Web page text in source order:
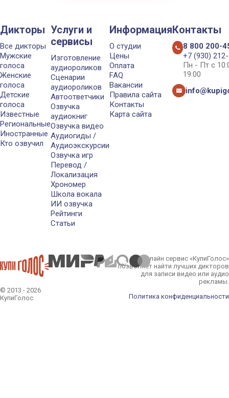
Дикторы
Все дикторы
Мужские
голоса
Женские
голоса
Детские
голоса
Известные
Региональные
Иностранные
Кто озвучил
Услуги и
сервисы
Изготовление
аудиороликов
Сценарии
аудиороликов
Автоответчики
Озвучка
аудиокниг
Озвучка видео
Аудиогиды /
Аудиоэкскурсии
Озвучка игр
Перевод /
Локализация
Хрономер
Школа вокала
ИИ озвучка
Рейтинги
Статьи
Информация
О студии
Цены
Оплата
FAQ
Вакансии
Правила сайта
Контакты
Карта сайта
Контакты
8 800 200-
+7 (930)
Пн - Пт с
19:00
© 2013 - 2026
КупиГолос
Онлайн сервис «КупиГолос»
позволяет найти лучших дикторов
для записи видео или аудио
рекламы.
Политика конфиденциальности